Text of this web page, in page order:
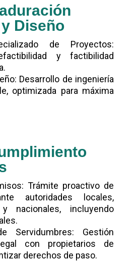
Diseño
de Proyectos:
y factibilidad
Desarrollo de ingeniería
optimizada para máxima
Trámite proactivo de
autoridades locales,
y nacionales, incluyendo
Servidumbres: Gestión
con propietarios de
derechos de paso.